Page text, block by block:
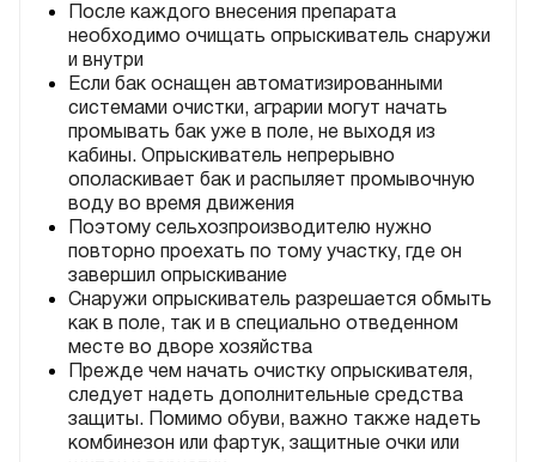
После каждого внесения препарата
необходимо очищать опрыскиватель снаружи
и внутри
Если бак оснащен автоматизированными
системами очистки, аграрии могут начать
промывать бак уже в поле, не выходя из
кабины. Опрыскиватель непрерывно
ополаскивает бак и распыляет промывочную
воду во время движения
Поэтому сельхозпроизводителю нужно
повторно проехать по тому участку, где он
завершил опрыскивание
Снаружи опрыскиватель разрешается обмыть
как в поле, так и в специально отведенном
месте во дворе хозяйства
Прежде чем начать очистку опрыскивателя,
следует надеть дополнительные средства
защиты. Помимо обуви, важно также надеть
комбинезон или фартук, защитные очки или